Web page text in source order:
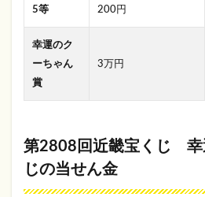
5等 200円
幸運のク
ーちゃん
賞
3万円
第2808回近畿宝くじ 幸
じの当せん金